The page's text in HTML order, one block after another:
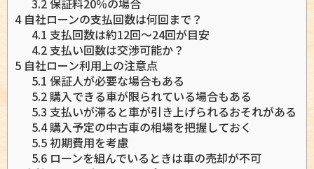
3.2保証料20％の場合
4自社ローンの支払回数は何回まで？
4.1 支払回数は約12回～24回が目安
4.2支払い回数は交渉可能か？
5 自社ローン利用上の注意点
5.1 保証人が必要な場合もある
5.2購入できる車が限られている場合もある
5.3 支払いが滞ると車が引き上げられるおそれがある
5.4購入予定の中古車の相場を把握しておく
5.5初期費用を考慮
5.6 ローンを組んでいるときは車の売却が不可